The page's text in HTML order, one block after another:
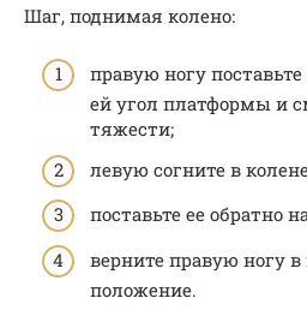
Шаг, поднимая колено:
правую ногу
ей угол платформы и
тяжести;
левую согните в
поставьте ее обратно
верните правую ногу в
положение.